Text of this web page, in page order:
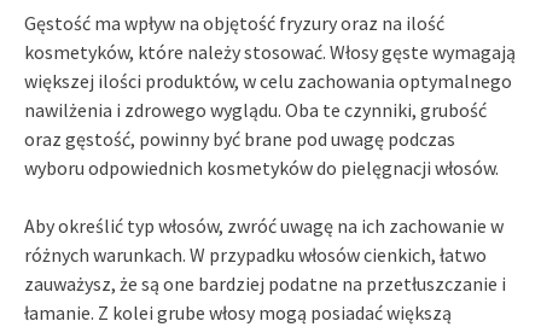
Gęstość ma wpływ na objętość fryzury oraz na ilość
kosmetyków, które należy stosować. Włosy gęste wymagają
większej ilości produktów, w celu zachowania optymalnego
nawilżenia i zdrowego wyglądu. Oba te czynniki, grubość
oraz gęstość, powinny być brane pod uwagę podczas
wyboru odpowiednich kosmetyków do pielęgnacji włosów.
Aby określić typ włosów, zwróć uwagę na ich zachowanie w
różnych warunkach. W przypadku włosów cienkich, łatwo
zauważysz, że są one bardziej podatne na przetłuszczanie i
łamanie. Z kolei grube włosy mogą posiadać większą